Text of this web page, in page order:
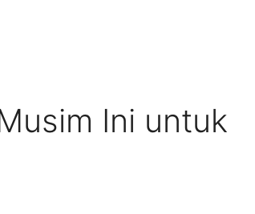
Ini untuk